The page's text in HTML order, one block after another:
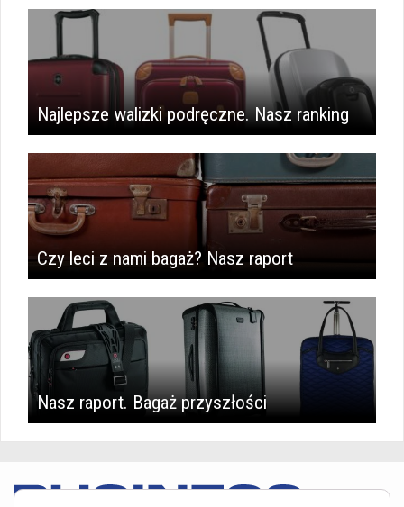
Najlepsze walizki podręczne. Nasz ranking
Czy leci z nami bagaż? Nasz raport
Nasz raport. Bagaż przyszłości